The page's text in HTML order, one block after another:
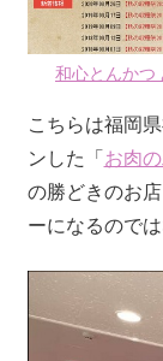
和心とんかつ
こちらは福岡
ンした「お肉
の勝どきのお
ーになるので